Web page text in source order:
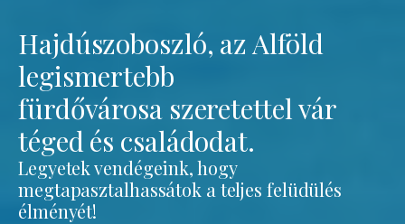
Hajdúszoboszló, az Alföld
legismertebb
fürdővárosa szeretettel vár
téged és családodat.
Legyetek vendégeink, hogy
megtapasztalhassátok a teljes felüdülés
élményét!